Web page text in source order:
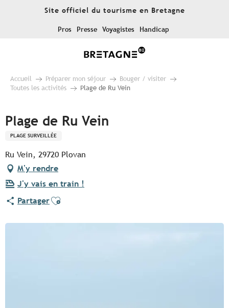
Site officiel du tourisme en Bretagne
Pros Presse Voyagistes Handicap
Accueil Préparer mon séjour
Bouger / visiter
Toutes les activités
Plage de Ru Vein
Plage de Ru Vein
PLAGE SURVEILLÉE
Ru Vein, 29720 Plovan
M'y rendre
J'y vais en train !
PartagerAjouter aux favoris